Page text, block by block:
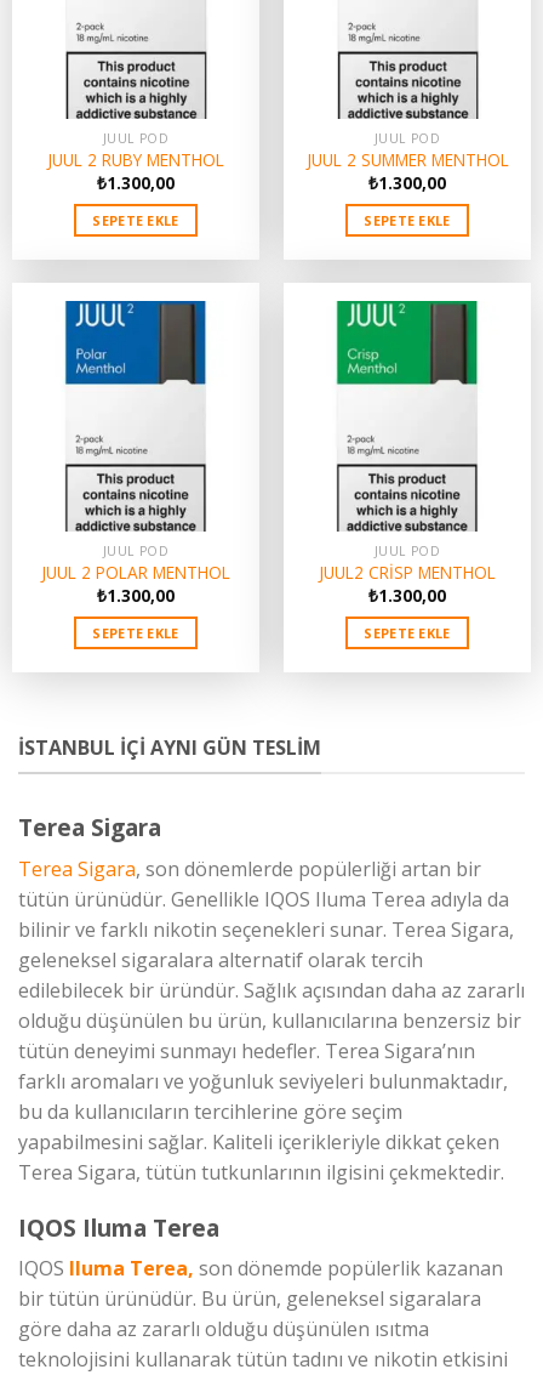
JUUL POD
JUUL 2 RUBY MENTHOL
₺1.300,00
SEPETE EKLE
JUUL POD
JUUL 2 SUMMER MENTHOL
₺1.300,00
SEPETE EKLE
JUUL POD
JUUL 2 POLAR MENTHOL
₺1.300,00
SEPETE EKLE
JUUL POD
JUUL2 CRİSP MENTHOL
₺1.300,00
SEPETE EKLE
İSTANBUL İÇİ AYNI GÜN TESLIM
Terea Sigara
Terea Sigara, son dönemlerde popülerliği artan bir
tütün ürünüdür. Genellikle IQOS Iluma Terea adıyla da
bilinir ve farklı nikotin seçenekleri sunar. Terea Sigara,
geleneksel sigaralara alternatif olarak tercih
edilebilecek bir üründür. Sağlık açısından daha az zararlı
olduğu düşünülen bu ürün, kullanıcılarına benzersiz bir
tütün deneyimi sunmayı hedefler. Terea Sigara’nın
farklı aromaları ve yoğunluk seviyeleri bulunmaktadır,
bu da kullanıcıların tercihlerine göre seçim
yapabilmesini sağlar. Kaliteli içerikleriyle dikkat çeken
Terea Sigara, tütün tutkunlarının ilgisini çekmektedir.
IQOS Iluma Terea
IQOS Iluma Terea, son dönemde popülerlik kazanan
bir tütün ürünüdür. Bu ürün, geleneksel sigaralara
göre daha az zararlı olduğu düşünülen ısıtma
teknolojisini kullanarak tütün tadını ve nikotin etkisini